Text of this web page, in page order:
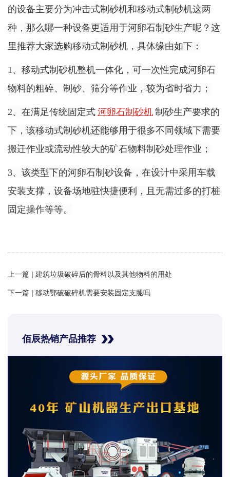
的设备主要分为冲击式制砂机和移动式制砂机这两
种，那么哪一种设备更适用于河卵石制砂生产呢？这
里推荐大家选购移动式制砂机，具体缘由如下：
1、移动式制砂机整机一体化，可一次性完成河卵石
物料的粗碎、制砂、筛分等作业，较为省时省力；
2、在满足传统固定式 河卵石制砂机 制砂生产要求的
下，该移动式制砂机还能够用于很多不同领域下需要
搬迁作业或流动性较大的矿石物料制砂处理作业；
3、该类型下的河卵石制砂设备，在设计中采用车载
安装支撑，设备场地驻快捷便利，且无需过多的打桩
固定操作等等。
上一篇 | 建筑垃圾破碎后的骨料以及其他物料的用处
下一篇 | 移动鄂破破碎机需要安装固定支腿吗
佰辰热销产品推荐